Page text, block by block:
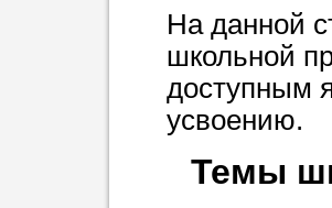
советам,
репетитора
Совет 1.
упростить
достаточно
На данной
школьной
доступным
усвоению.
Темы